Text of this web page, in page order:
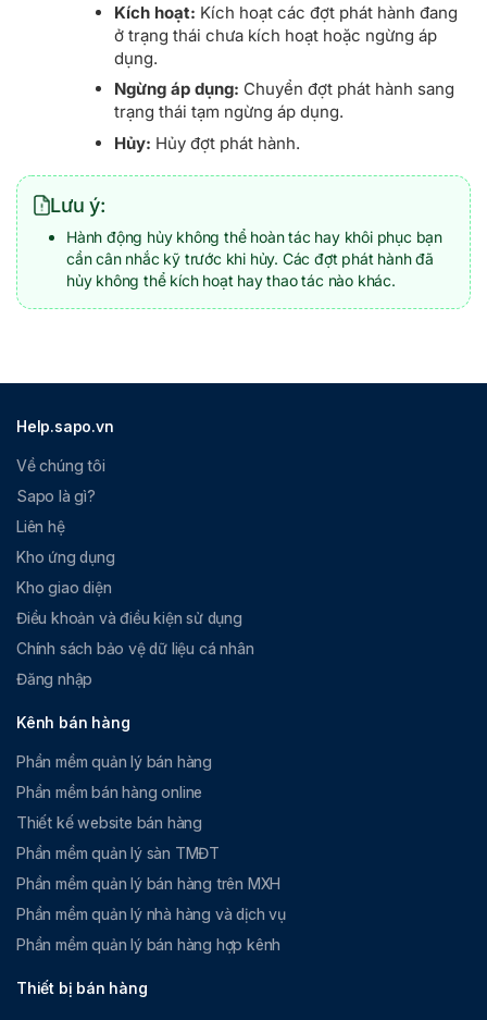
Kích hoạt: Kích hoạt các đợt phát hành đang
ở trạng thái chưa kích hoạt hoặc ngừng áp
dụng.
Ngừng áp dụng: Chuyển đợt phát hành sang
trạng thái tạm ngừng áp dụng.
Hủy: Hủy đợt phát hành.
Lưu ý:
Hành động hủy không thể hoàn tác hay khôi phục bạn
cần cân nhắc kỹ trước khi hủy. Các đợt phát hành đã
hủy không thể kích hoạt hay thao tác nào khác.
Help.sapo.vn
Về chúng tôi
Sapo là gì?
Liên hệ
Kho ứng dụng
Kho giao diện
Điều khoản và điều kiện sử dụng
Chính sách bảo vệ dữ liệu cá nhân
Đăng nhập
Kênh bán hàng
Phần mềm quản lý bán hàng
Phần mềm bán hàng online
Thiết kế website bán hàng
Phần mềm quản lý sàn TMĐT
Phần mềm quản lý bán hàng trên MXH
Phần mềm quản lý nhà hàng và dịch vụ
Phần mềm quản lý bán hàng hợp kênh
Thiết bị bán hàng